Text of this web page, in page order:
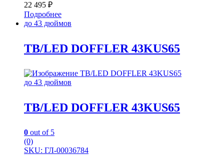
22 495 ₽
Подробнее
до 43 дюймов
TB/LED DOFFLER 43KUS65
до 43 дюймов
TB/LED DOFFLER 43KUS65
0 out of 5
(0)
SKU: ГЛ-00036784